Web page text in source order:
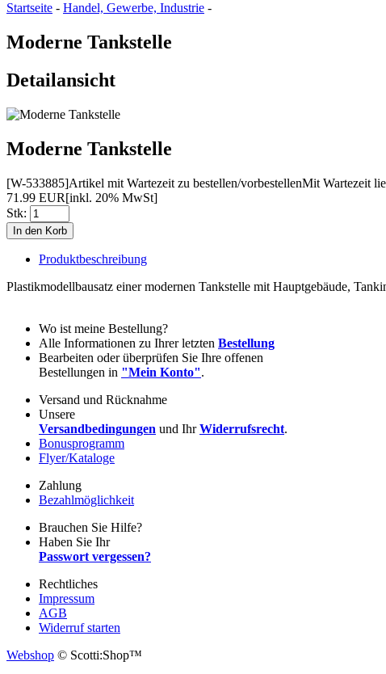
Startseite - Handel, Gewerbe, Industrie -
Moderne Tankstelle
Detailansicht
Moderne Tankstelle
[W-533885]Artikel mit Wartezeit zu bestellen/vorbestellenMit Wartezeit
71.99 EUR[inkl. 20% MwSt]
Stk:
Produktbeschreibung
Plastikmodellbausatz einer modernen Tankstelle mit Hauptgebäude,
Wo ist meine Bestellung?
Alle Informationen zu Ihrer letzten Bestellung
Bearbeiten oder überprüfen Sie Ihre offenen
Bestellungen in "Mein Konto".
Versand und Rücknahme
Unsere
Versandbedingungen und IhrWiderrufsrecht.
Bonusprogramm
Flyer/Kataloge
Zahlung
Bezahlmöglichkeit
Brauchen Sie Hilfe?
Haben Sie Ihr
Passwort vergessen?
Rechtliches
Impressum
AGB
Widerruf starten
Webshop © Scotti:Shop™